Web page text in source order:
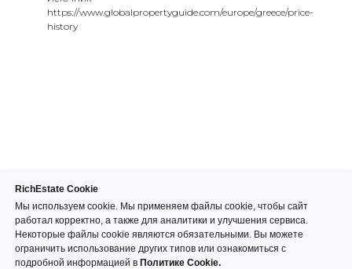
https://www.globalpropertyguide.com/europe/greece/price-
history
RichEstate Cookie
Мы используем cookie. Мы применяем файлы cookie, чтобы сайт
работал корректно, а также для аналитики и улучшения сервиса.
Некоторые файлы cookie являются обязательными. Вы можете
ограничить использование других типов или ознакомиться с
подробной информацией в Политике Cookie.